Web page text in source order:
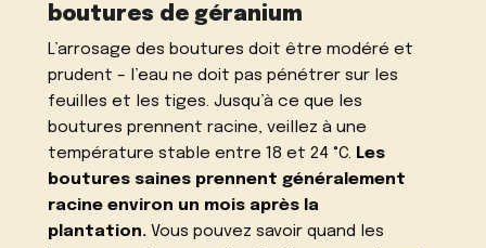
boutures de géranium
L’arrosage des boutures doit être modéré et
prudent – l’eau ne doit pas pénétrer sur les
feuilles et les tiges. Jusqu’à ce que les
boutures prennent racine, veillez à une
température stable entre 18 et 24 °C. Les
boutures saines prennent généralement
racine environ un mois après la
plantation. Vous pouvez savoir quand les